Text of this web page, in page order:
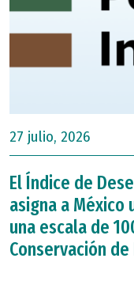
27 julio, 2026
El Índice de
asigna a México
una escala de
Conservación